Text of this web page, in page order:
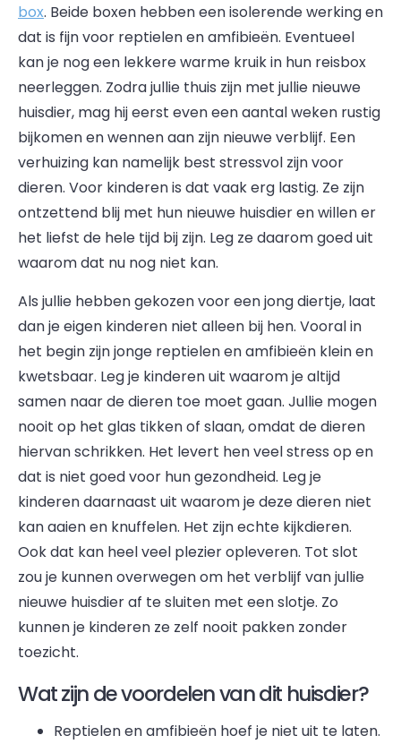
box. Beide boxen hebben een isolerende werking en
dat is fijn voor reptielen en amfibieën. Eventueel
kan je nog een lekkere warme kruik in hun reisbox
neerleggen. Zodra jullie thuis zijn met jullie nieuwe
huisdier, mag hij eerst even een aantal weken rustig
bijkomen en wennen aan zijn nieuwe verblijf. Een
verhuizing kan namelijk best stressvol zijn voor
dieren. Voor kinderen is dat vaak erg lastig. Ze zijn
ontzettend blij met hun nieuwe huisdier en willen er
het liefst de hele tijd bij zijn. Leg ze daarom goed uit
waarom dat nu nog niet kan.
Als jullie hebben gekozen voor een jong diertje, laat
dan je eigen kinderen niet alleen bij hen. Vooral in
het begin zijn jonge reptielen en amfibieën klein en
kwetsbaar. Leg je kinderen uit waarom je altijd
samen naar de dieren toe moet gaan. Jullie mogen
nooit op het glas tikken of slaan, omdat de dieren
hiervan schrikken. Het levert hen veel stress op en
dat is niet goed voor hun gezondheid. Leg je
kinderen daarnaast uit waarom je deze dieren niet
kan aaien en knuffelen. Het zijn echte kijkdieren.
Ook dat kan heel veel plezier opleveren. Tot slot
zou je kunnen overwegen om het verblijf van jullie
nieuwe huisdier af te sluiten met een slotje. Zo
kunnen je kinderen ze zelf nooit pakken zonder
toezicht.
Wat zijn de voordelen van dit huisdier?
Reptielen en amfibieën hoef je niet uit te laten.